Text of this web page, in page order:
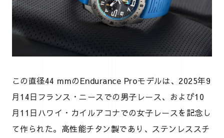
この直径44 mmのEndurance Proモデルは、2025年9
月14日フランス・ニースでの男子レース、および10
月11日ハワイ・カイルアコナでの女子レースを記念し
て作られた。高性能チタン製であり、ステンレススチ